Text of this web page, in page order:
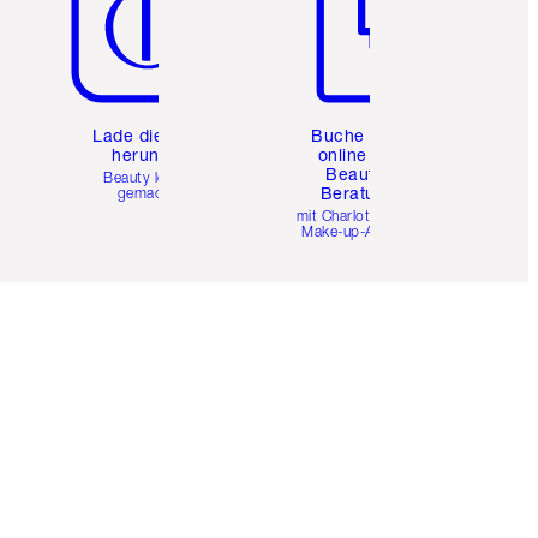
Lade die App
herunter
Beauty leicht
gemacht
Buche eine
online 1:1
Beauty-
Beratung
mit Charlottes Pro
Make-up-Artists.